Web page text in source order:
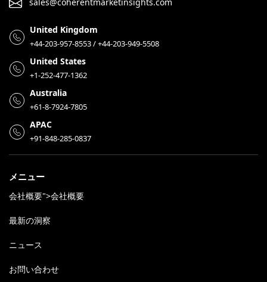
United Kingdom
+44-203-957-8553 / +44-203-949-5508
United States
+1-252-477-1362
Australia
+61-8-7924-7805
APAC
+91-848-285-0837
メニュー
会社概要">会社概要
最新の洞察
ニュース
お問い合わせ